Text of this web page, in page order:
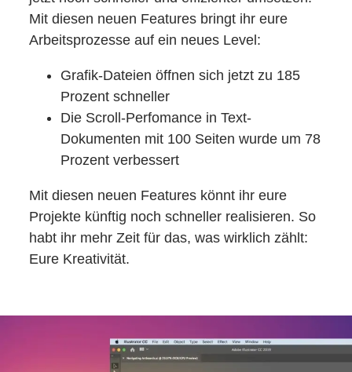
Mit diesen neuen Features bringt ihr eure
Arbeitsprozesse auf ein neues Level:
Grafik-Dateien öffnen sich jetzt zu 185
Prozent schneller
Die Scroll-Perfomance in Text-
Dokumenten mit 100 Seiten wurde um 78
Prozent verbessert
Mit diesen neuen Features könnt ihr eure
Projekte künftig noch schneller realisieren. So
habt ihr mehr Zeit für das, was wirklich zählt:
Eure Kreativität.